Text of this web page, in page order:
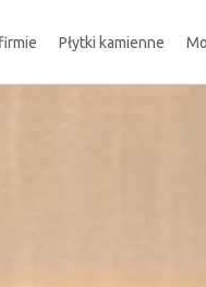
Płytki kamienne